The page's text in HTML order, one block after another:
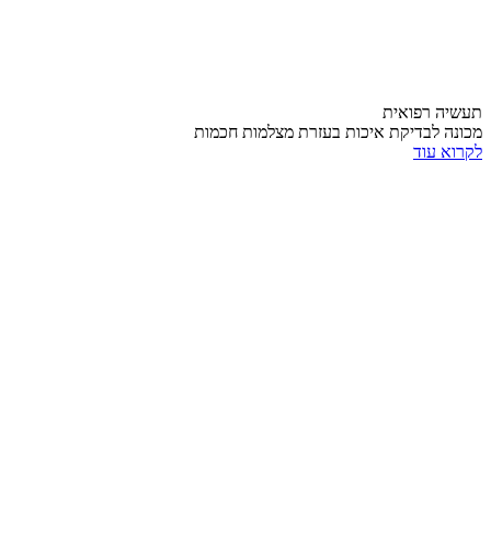
תעשיה רפואית
מכונה לבדיקת איכות בעזרת מצלמות חכמות
לקרוא עוד